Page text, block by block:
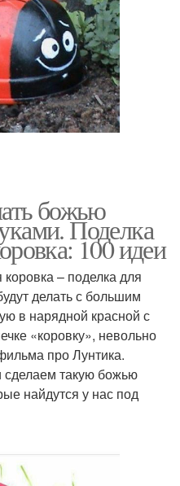
божью
Поделка
100 идеи
– поделка для
делать с большим
в нарядной красной с
«коровку», невольно
про Лунтика.
такую божью
найдутся у нас под